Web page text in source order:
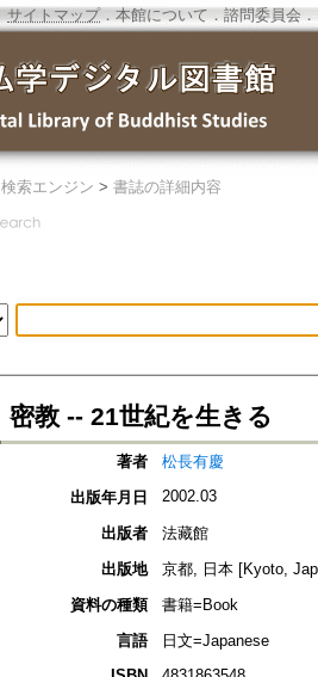
サイトマップ．本館について ． 諮問委員会 ．
検索エンジン > 書誌の詳細内容
密教 -- 21世紀を生きる
著者
松長有慶
出版年月日
2002.03
出版者
法藏館
出版地
京都, 日本 [Kyoto,
資料の種類
書籍=Book
言語
日文=Japanese